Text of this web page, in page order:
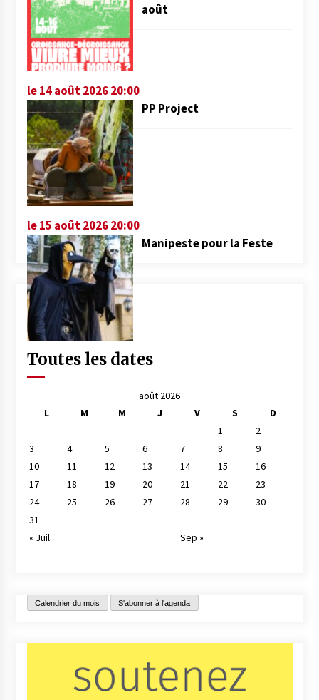
août
le 14 août 2026 20:00
PP Project
le 15 août 2026 20:00
Manipeste pour la Feste
Toutes les dates
août 2026
L
M M J V S
D
1
2
3
4 5 6 7 8
9
10
11 12 13 14 15
16
17
18 19 20 21 22
23
24
25 26 27 28 29
30
31
« Juil
Sep »
Calendrier du mois S'abonner à l'agenda